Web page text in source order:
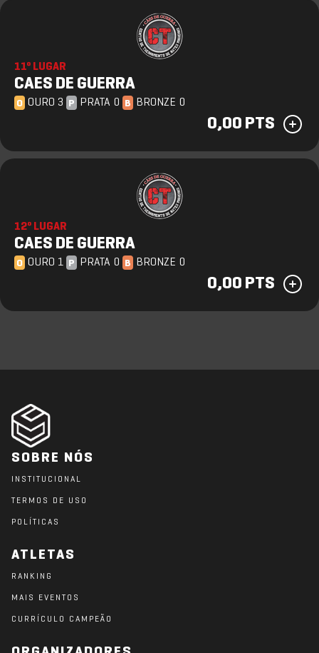
11º LUGAR
CAES DE GUERRA
O OURO 3 P PRATA 0 B BRONZE 0
0,00 PTS
12º LUGAR
CAES DE GUERRA
O OURO 1 P PRATA 0 B BRONZE 0
0,00 PTS
SOBRE NÓS
INSTITUCIONAL
TERMOS DE USO
POLÍTICAS
ATLETAS
RANKING
MAIS EVENTOS
CURRÍCULO CAMPEÃO